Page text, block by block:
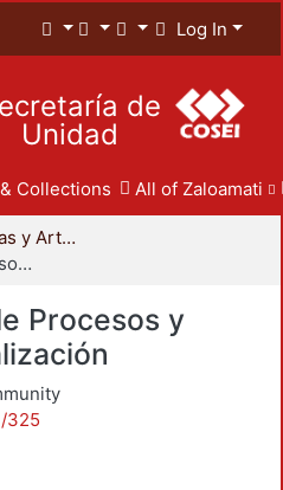
Log In
de
Unidad
Collections All of Zaloamati
División de Ciencias y Artes para el Diseño
Departamento de Procesos y Técnicas de Realización
Procesos y
325